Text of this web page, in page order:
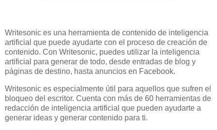
Writesonic es una herramienta de contenido de inteligencia
artificial que puede ayudarte con el proceso de creación de
contenido. Con Writesonic, puedes utilizar la inteligencia
artificial para generar de todo, desde entradas de blog y
páginas de destino, hasta anuncios en Facebook.
Writesonic es especialmente útil para aquellos que sufren el
bloqueo del escritor. Cuenta con más de 60 herramientas de
redacción de inteligencia artificial que pueden ayudarte a
generar ideas y generar contenido para ti.